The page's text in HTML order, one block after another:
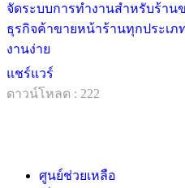
จัดระบบการทำงานสำหรับร้า
ธุรกิจค้าขายหน้าร้านทุกประเภ
งานง่าย
แชร์แวร์
ดาวน์โหลด : 222
ศูนย์ช่วยเหลือ